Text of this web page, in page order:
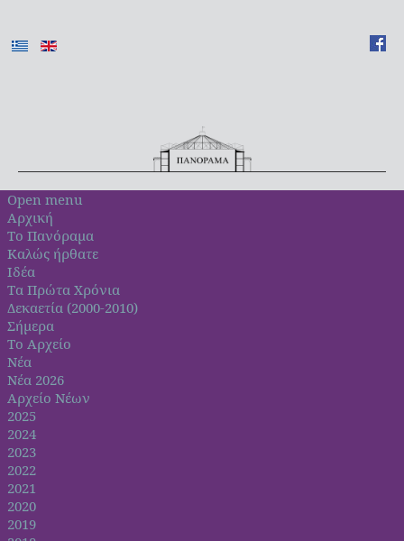
Open menu
Αρχική
Το Πανόραμα
Καλώς ήρθατε
Ιδέα
Τα Πρώτα Χρόνια
Δεκαετία (2000-2010)
Σήμερα
Το Αρχείο
Νέα
Νέα 2026
Αρχείο Νέων
2025
2024
2023
2022
2021
2020
2019